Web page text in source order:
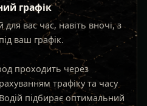
графік
для вас час, навіть вночі, з
ваш графік.
проходить через
трафіку та часу
підбирає оптимальний